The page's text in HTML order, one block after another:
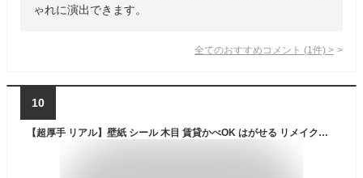
ゃれに演出できます。
全てのおすすめコメント (1 件) >
10
【超厚手 リアル】壁紙 シール 木目 賃貸かべOK はがせる リメイクシート 白 おしゃれ 防水 無地 アクセントクロス のり付き 壁紙の上から貼れる シート 張り替え 自分で レンガ はがせる壁紙シール 北欧 ブルーグレー DIY 寝室 キッチン 子供部屋 トイレ 剥がせる壁紙 20m